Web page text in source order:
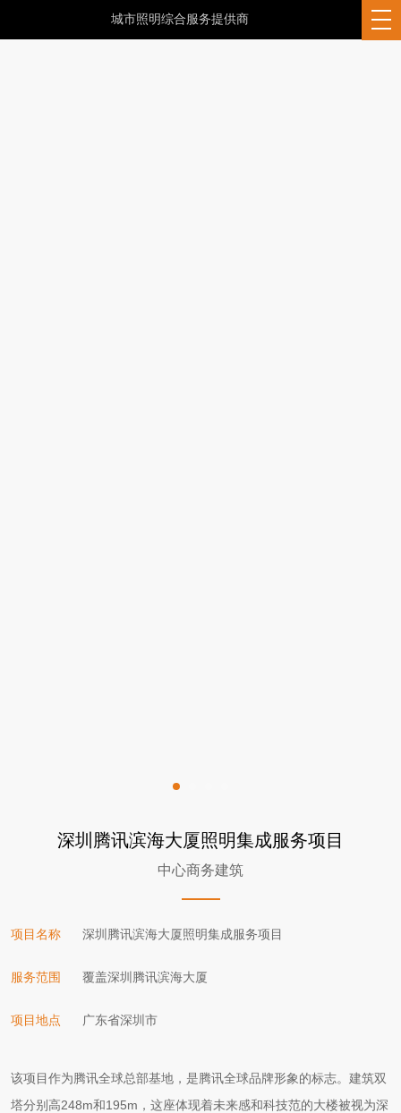
城市照明综合服务提供商
深圳腾讯滨海大厦照明集成服务项目
中心商务建筑
项目名称 深圳腾讯滨海大厦照明集成服务项目
服务范围 覆盖深圳腾讯滨海大厦
项目地点 广东省深圳市
该项目作为腾讯全球总部基地，是腾讯全球品牌形象的标志。建筑双
塔分别高248m和195m，这座体现着未来感和科技范的大楼被视为深